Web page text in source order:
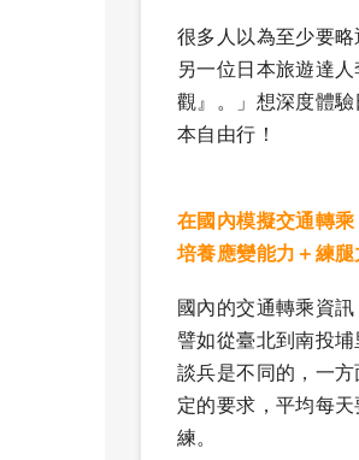
很多人以為至少要
另一位日本旅遊達
觀』。」想深度體
本自由行！
在國內模擬交通轉乘
培養應變能力＋練腿
國內的交通轉乘資
譬如從臺北到南投
談兵是不同的，一
定的要求，平均每
練。